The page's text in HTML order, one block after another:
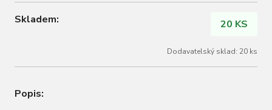
Skladem: 20 KS
Dodavatelský sklad: 20 ks
Popis: